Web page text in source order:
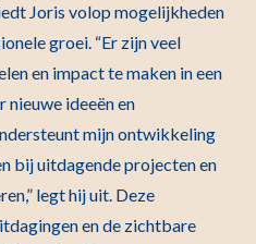
Joris volop mogelijkheden
groei. “Er zijn veel
en impact te maken in een
ideeën en
mijn ontwikkeling
bij uitdagende projecten en
legt hij uit. Deze
en de zichtbare